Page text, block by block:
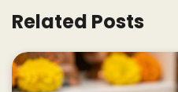
Related Posts